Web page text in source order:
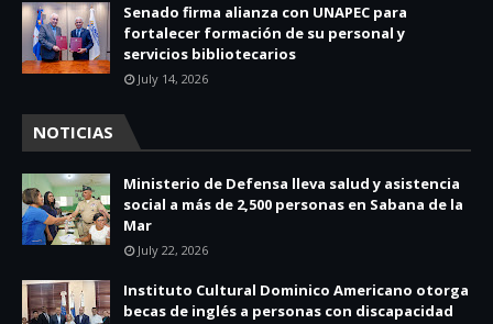
Senado firma alianza con UNAPEC para
fortalecer formación de su personal y
servicios bibliotecarios
July 14, 2026
NOTICIAS
Ministerio de Defensa lleva salud y asistencia
social a más de 2,500 personas en Sabana de la
Mar
July 22, 2026
Instituto Cultural Dominico Americano otorga
becas de inglés a personas con discapacidad